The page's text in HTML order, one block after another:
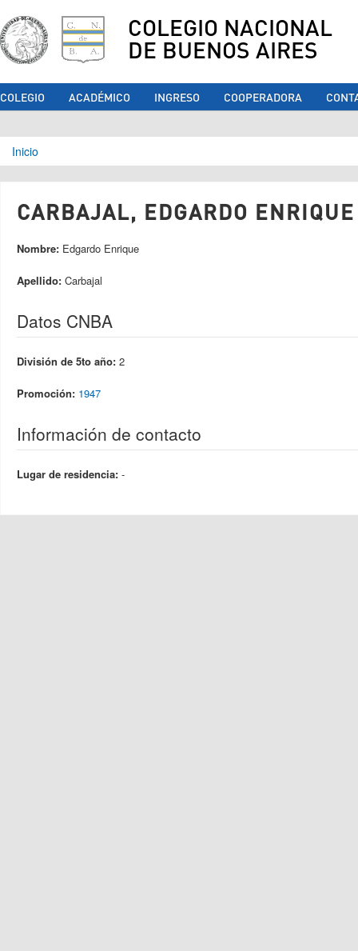
COLEGIO NACIONAL
DE BUENOS AIRES
COLEGIO ACADÉMICO INGRESO COOPERADORA
Se encuentra usted aquí
Inicio
CARBAJAL, EDGARDO
Nombre: Edgardo Enrique
Apellido: Carbajal
Datos CNBA
División de 5to año: 2
Promoción: 1947
Información de contacto
Lugar de residencia: -